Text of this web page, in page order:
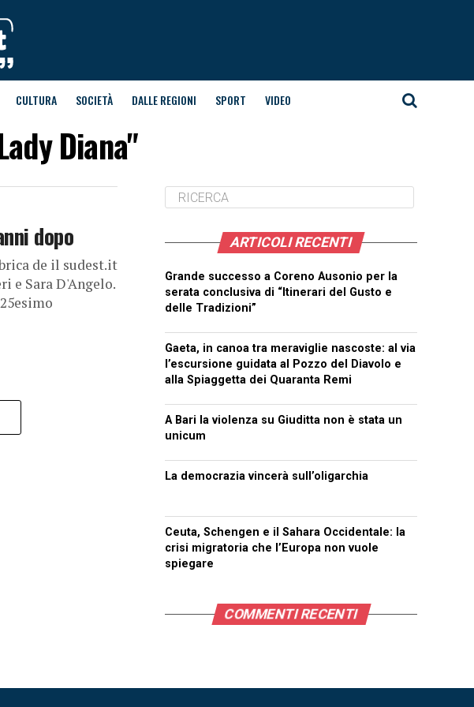
CULTURA SOCIETÀ DALLE REGIONI SPORT VIDEO
Diana"
dopo
de il sudest.it
e Sara D'Angelo.
ARTICOLI RECENTI
Grande successo a Coreno Ausonio per la
serata conclusiva di “Itinerari del Gusto e
delle Tradizioni”
Gaeta, in canoa tra meraviglie nascoste: al via
l’escursione guidata al Pozzo del Diavolo e
alla Spiaggetta dei Quaranta Remi
A Bari la violenza su Giuditta non è stata un
unicum
La democrazia vincerà sull’oligarchia
Ceuta, Schengen e il Sahara Occidentale: la
crisi migratoria che l’Europa non vuole
spiegare
COMMENTI RECENTI